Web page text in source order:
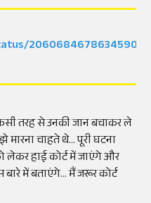
तरह से उनकी जान बचाकर ले
चाहते थे... पूरी घटना
हाई कोर्ट में जाएंगे और
में बताएंगे... मैं जरूर कोर्ट